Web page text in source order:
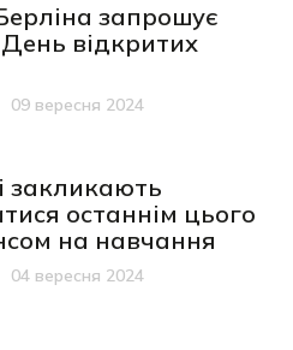
запрошує
відкритих
09 вересня 2024
закликають
останнім цього
на навчання
04 вересня 2024